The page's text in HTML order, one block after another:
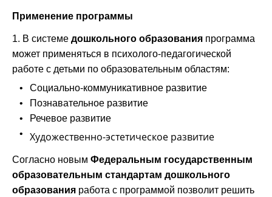
Применение программы
1. В системе дошкольного образования программа
может применяться в психолого-педагогической
работе с детьми по образовательным областям:
•
Социально-коммуникативное развитие
•
Познавательное развитие
•
Речевое развитие
•
Художественно-эстетическое развитие
Согласно новым Федеральным государственным
образовательным стандартам дошкольного
образования работа с программой позволит решить